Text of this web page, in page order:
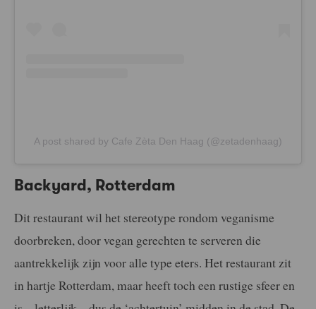
A post shared by Cafe Zèta Den Haag (@zetadenhaag)
Backyard, Rotterdam
Dit restaurant wil het stereotype rondom veganisme
doorbreken, door vegan gerechten te serveren die
aantrekkelijk zijn voor alle type eters. Het restaurant zit
in hartje Rotterdam, maar heeft toch een rustige sfeer en